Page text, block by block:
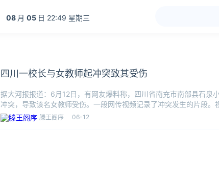
08 月 05 日 22:49 星期三
四川一校长与女教师起冲突致其受伤
据大河报报道：6月12日，有网友爆料称，四川省南充市南部县石泉
冲突，导致该名女教师受伤。一段网传视频记录了冲突发生的片段。
名黑衣男子手上滕王阁序 06-12